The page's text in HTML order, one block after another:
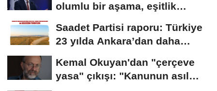
olumlu bir aşama, eşitlik
Saadet Partisi raporu: Türkiye
23 yılda Ankara’dan daha
Kemal Okuyan'dan "çerçeve
yasa" çıkışı: "Kanunun asıl